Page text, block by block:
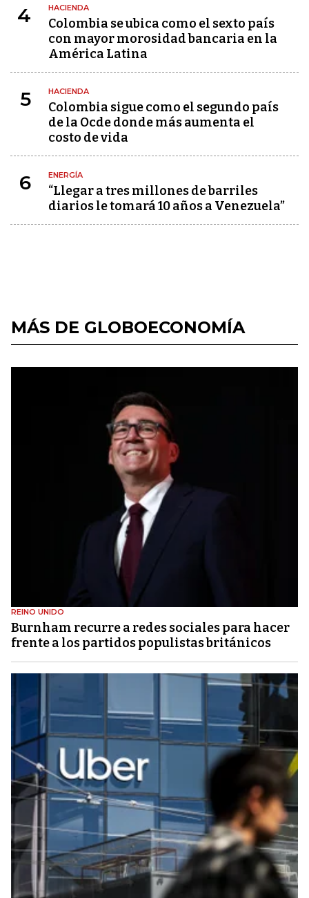
4 HACIENDA
Colombia se ubica como el sexto país
con mayor morosidad bancaria en la
América Latina
5 HACIENDA
Colombia sigue como el segundo país
de la Ocde donde más aumenta el
costo de vida
6 ENERGÍA
“Llegar a tres millones de barriles
diarios le tomará 10 años a Venezuela”
MÁS DE GLOBOECONOMÍA
REINO UNIDO
Burnham recurre a redes sociales para hacer
frente a los partidos populistas británicos